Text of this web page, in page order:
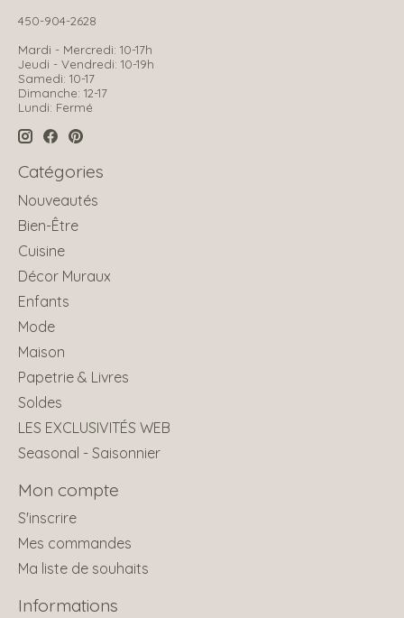
450-904-2628
Mardi - Mercredi: 10-17h
Jeudi - Vendredi: 10-19h
Samedi: 10-17
Dimanche: 12-17
Lundi: Fermé
Catégories
Nouveautés
Bien-Être
Cuisine
Décor Muraux
Enfants
Mode
Maison
Papetrie & Livres
Soldes
LES EXCLUSIVITÉS WEB
Seasonal - Saisonnier
Mon compte
S'inscrire
Mes commandes
Ma liste de souhaits
Informations